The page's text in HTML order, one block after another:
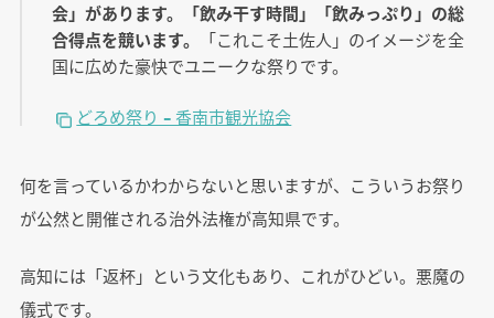
会」があります。「飲み干す時間」「飲みっぷり」の総
合得点を競います。
「これこそ土佐人」のイメージを全
国に広めた豪快でユニークな祭りです。
どろめ祭り – 香南市観光協会
何を言っているかわからないと思いますが、こういうお祭り
が公然と開催される治外法権が高知県です。
高知には「返杯」という文化もあり、これがひどい。悪魔の
儀式です。